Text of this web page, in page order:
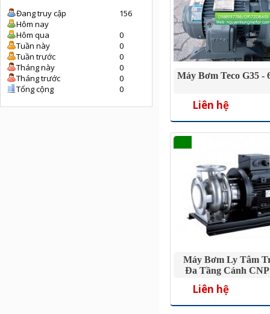
Đang truy cập
156
Hôm nay
Hôm qua
0
Tuần này
0
Tuần trước
0
Tháng này
0
Tháng trước
0
Tổng cộng
0
Máy Bơm Teco G35 -
Liên hệ
Máy Bơm Ly Tâm
Đa Tầng Cánh CNP
Liên hệ